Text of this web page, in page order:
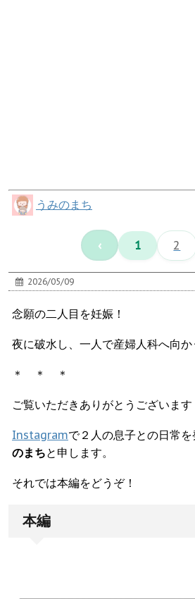
うみのまち
‹ 1 2
2026/05/09
念願の二人目を妊娠！
夜に破水し、一人で産婦人科へ向か
＊ ＊ ＊
ご覧いただきありがとうございます
Instagramで２人の息子との日常を
のまちと申します。
それでは本編をどうぞ！
本編